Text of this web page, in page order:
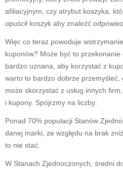
afiliacyjnym, czy atrybut koszyka,
opuścił koszyk aby znaleźć
Więc co teraz powoduje
kuponów? Może być to
bardzo uznana, aby korzystać z
warto to bardzo dobrze przemyśleć,
może skorzystać z usług innych
i kupony. Spójrzmy na liczby:
Ponad 70% populacji Stanów
danej marki, ze względu na brak
to nie stać.
W Stanach Zjednoczonych, średni